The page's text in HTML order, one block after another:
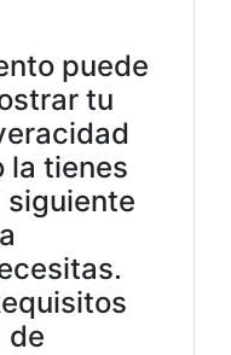
puede
tu
la tienes
siguiente
de